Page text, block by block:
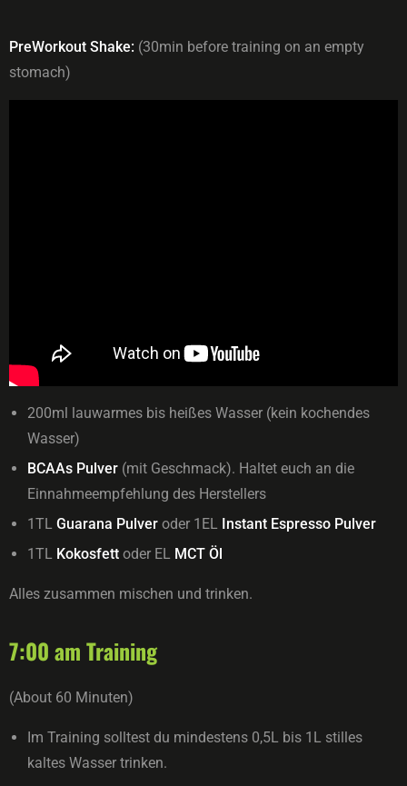
PreWorkout Shake: (30min before training on an empty
stomach)
200ml lauwarmes bis heißes Wasser (kein kochendes
Wasser)
BCAAs Pulver (mit Geschmack). Haltet euch an die
Einnahmeempfehlung des Herstellers
1TL Guarana Pulver oder 1EL Instant Espresso Pulver
1TL Kokosfett oder EL MCT Öl
Alles zusammen mischen und trinken.
7:00 am Training
(About 60 Minuten)
Im Training solltest du mindestens 0,5L bis 1L stilles
kaltes Wasser trinken.